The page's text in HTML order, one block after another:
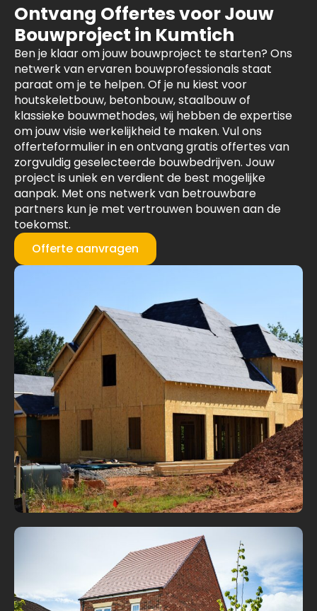
Ontvang Offertes voor Jouw
Bouwproject in Kumtich
Ben je klaar om jouw bouwproject te starten? Ons
netwerk van ervaren bouwprofessionals staat
paraat om je te helpen. Of je nu kiest voor
houtskeletbouw, betonbouw, staalbouw of
klassieke bouwmethodes, wij hebben de expertise
om jouw visie werkelijkheid te maken. Vul ons
offerteformulier in en ontvang gratis offertes van
zorgvuldig geselecteerde bouwbedrijven. Jouw
project is uniek en verdient de best mogelijke
aanpak. Met ons netwerk van betrouwbare
partners kun je met vertrouwen bouwen aan de
toekomst.
Offerte aanvragen